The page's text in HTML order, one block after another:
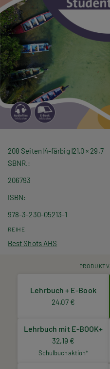
208 Seiten 4-färbig 21,0 × 29,7
SBNR.
206793
ISBN
978-3-230-05213-1
REIHE
Best Shots AHS
Lehrbuch + E-Book
24,07 €
Lehrbuch mit E-BOOK+
32,19 €
Schulbuchaktion*